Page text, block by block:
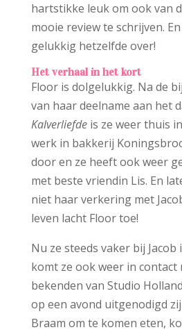
hartstikke leuk om ook van
mooie review te schrijven.
gelukkig hetzelfde over!
Het verhaal in het kort
Floor is dolgelukkig. Na de
van haar deelname aan het
Kalverliefdeis ze weer thuis
werk in bakkerij
door en ze heeft ook weer
met beste vriendin Lis. En
niet haar verkering met
leven lacht Floor toe!
Nu ze steeds vaker bij Jacob
komt ze ook weer in contact
bekenden van Studio
op een avond uitgenodigd
Braam om te komen eten,